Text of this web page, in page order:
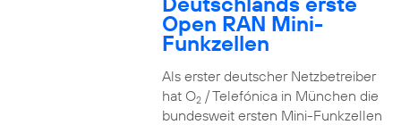
Open RAN Mini-
Funkzellen
Als erster deutscher Netzbetreiber
hat O2/ Telefónica in München die
bundesweit ersten Mini-Funkzellen